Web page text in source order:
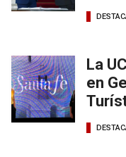
La
en